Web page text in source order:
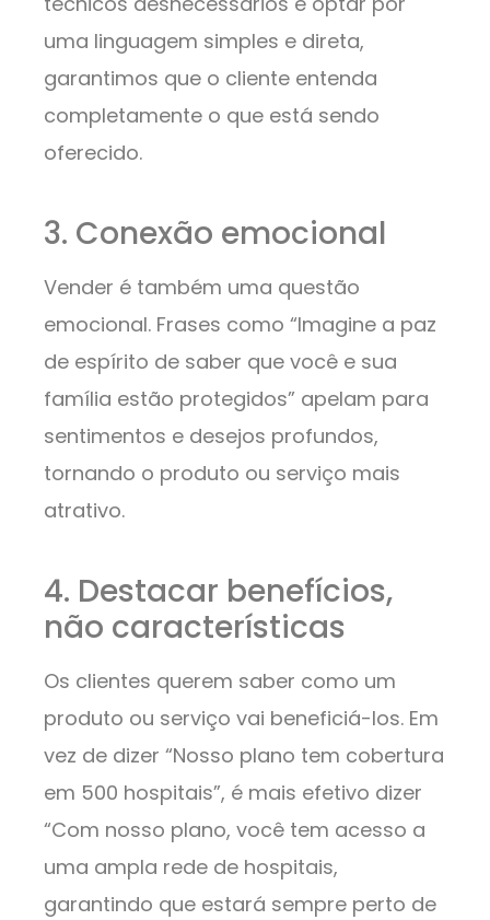
uma linguagem simples e direta,
garantimos que o cliente entenda
completamente o que está sendo
oferecido.
3. Conexão emocional
Vender é também uma questão
emocional. Frases como “Imagine a paz
de espírito de saber que você e sua
família estão protegidos” apelam para
sentimentos e desejos profundos,
tornando o produto ou serviço mais
atrativo.
4. Destacar benefícios,
não características
Os clientes querem saber como um
produto ou serviço vai beneficiá-los. Em
vez de dizer “Nosso plano tem cobertura
em 500 hospitais”, é mais efetivo dizer
“Com nosso plano, você tem acesso a
uma ampla rede de hospitais,
garantindo que estará sempre perto de